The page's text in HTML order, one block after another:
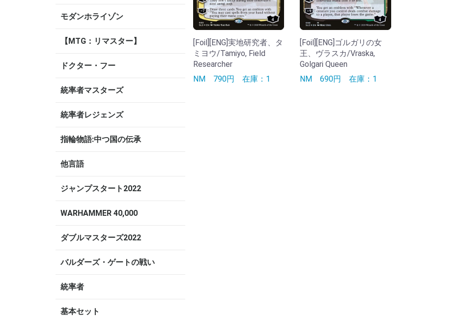
モダンホライゾン
【MTG：リマスター】
ドクター・フー
統率者マスターズ
統率者レジェンズ
指輪物語:中つ国の伝承
他言語
ジャンプスタート2022
WARHAMMER 40,000
ダブルマスターズ2022
バルダーズ・ゲートの戦い
統率者
基本セット
[Foil][ENG]実地研究者、タ
ミヨウ/Tamiyo, Field
Researcher
NM 790円 在庫：1
[Foil][ENG]ゴルガリの女
王、ヴラスカ/Vraska,
Golgari Queen
NM690円在庫：1